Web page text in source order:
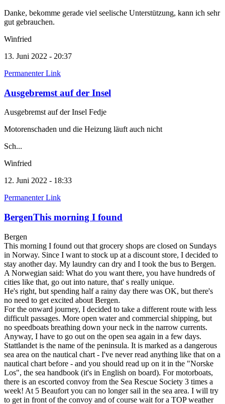
Danke, bekomme gerade viel seelische Unterstützung, kann ich sehr
gut gebrauchen.
Winfried
13. Juni 2022 - 20:37
Permanenter Link
Ausgebremst auf der Insel
Ausgebremst auf der Insel Fedje
Motorenschaden und die Heizung läuft auch nicht
Sch...
Winfried
12. Juni 2022 - 18:33
Permanenter Link
BergenThis morning I found
Bergen
This morning I found out that grocery shops are closed on Sundays
in Norway. Since I want to stock up at a discount store, I decided to
stay another day. My laundry can dry and I took the bus to Bergen.
A Norwegian said: What do you want there, you have hundreds of
cities like that, go out into nature, that' s really unique.
He's right, but spending half a rainy day there was OK, but there's
no need to get excited about Bergen.
For the onward journey, I decided to take a different route with less
difficult passages. More open water and commercial shipping, but
no speedboats breathing down your neck in the narrow currents.
Anyway, I have to go out on the open sea again in a few days.
Stattlandet is the name of the peninsula. It is marked as a dangerous
sea area on the nautical chart - I've never read anything like that on a
nautical chart before - and you should read up on it in the "Norske
Los", the sea handbook (it's in English on board). For motorboats,
there is an escorted convoy from the Sea Rescue Society 3 times a
week! At 5 Beaufort you can no longer sail in the sea area. I will try
to get in front of the convoy and of course wait for a TOP weather